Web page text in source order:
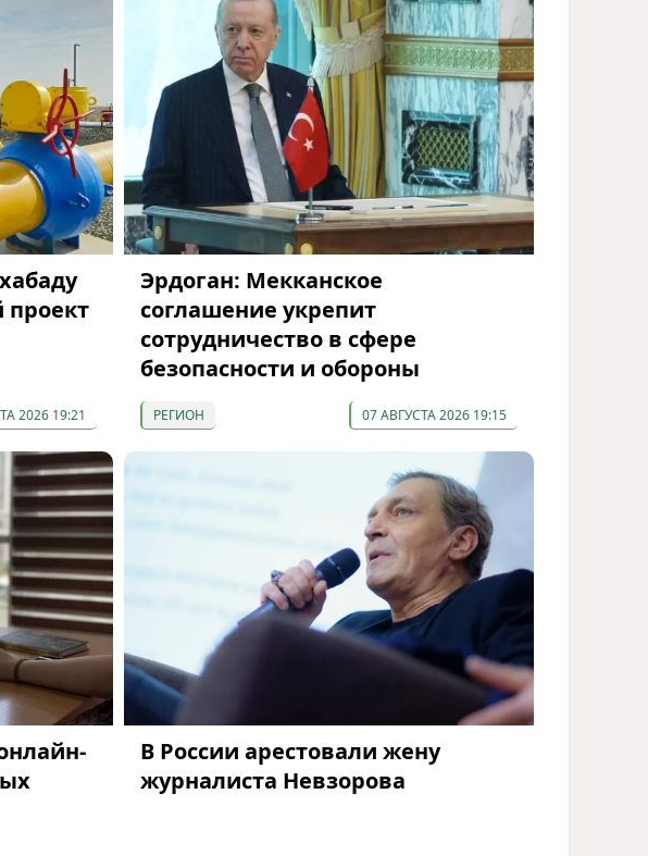
проект
2026 19:21
Эрдоган: Мекканское
соглашение укрепит
сотрудничество в сфере
безопасности и обороны
РЕГИОН 07 АВГУСТА 2026 19:15
В России арестовали жену
журналиста Невзорова